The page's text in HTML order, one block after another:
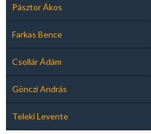
Pásztor Ákos
Farkas Bence
Csollár Ádám
Gönczi András
Teleki Levente